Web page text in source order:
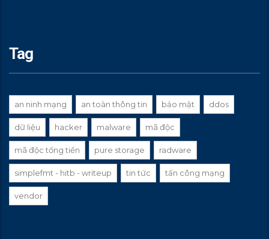
Tag
an ninh mạng an toàn thông tin bảo mật ddos
dữ liệu hacker malware mã độc
mã độc tống tiền pure storage radware
simplefmt - hitb - writeup tin tức tấn công mạng
vendor